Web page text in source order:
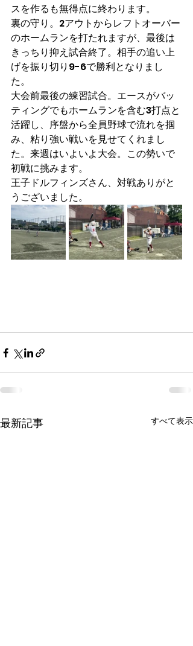
スを作るも無得点に終わります。
裏の守り。2アウトからレフトオーバー
のホームランを打たれますが、最後は
きっちり抑え試合終了。相手の追い上
げを振り切り9-6で勝利となりまし
た。
大会前最後の練習試合。エースがバッ
ティングでもホームランを含む3打点と
活躍し、序盤から全員野球で流れを掴
み、粘り強い戦いを見せてくれまし
た。来週はいよいよ大会。この勢いで
初戦に挑みます。
王子ドルフィンズさん、対戦ありがと
うございました。
最新記事 すべて表示